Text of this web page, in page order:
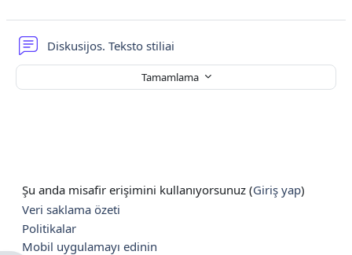
Diskusijos. Teksto stiliai
Tamamlama
Şu anda misafir erişimini kullanıyorsunuz (Giriş yap)
Veri saklama özeti
Politikalar
Mobil uygulamayı edinin